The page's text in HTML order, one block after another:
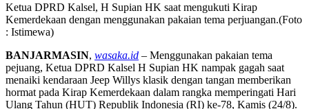
Ketua DPRD Kalsel, H Supian HK saat mengukuti Kirap
Kemerdekaan dengan menggunakan pakaian tema perjuangan.(Foto
: Istimewa)
BANJARMASIN, wasaka.id – Menggunakan pakaian tema
pejuang, Ketua DPRD Kalsel H Supian HK nampak gagah saat
menaiki kendaraan Jeep Willys klasik dengan tangan memberikan
hormat pada Kirap Kemerdekaan dalam rangka memperingati Hari
Ulang Tahun (HUT) Republik Indonesia (RI) ke-78, Kamis (24/8).